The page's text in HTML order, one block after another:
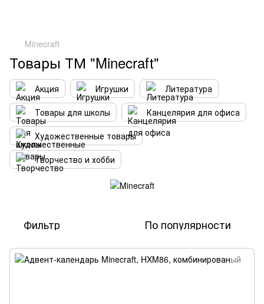
Minecraft
Товары ТМ "Minecraft"
Акция Игрушки
Литература
Товары для школы
Канцелярия для офиса
Художественные товары
Творчество и хобби
Фильтр По популярности